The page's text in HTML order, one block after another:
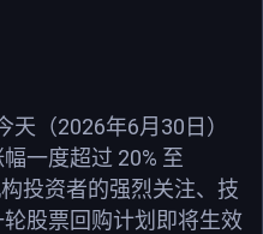
天（2026年6月 30 日）
一度超过 20% 至
投资者的强烈关注、技
股票回购计划即将生效